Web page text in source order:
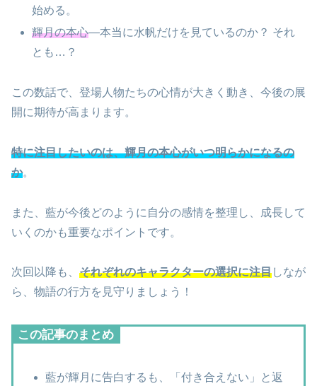
始める。
輝月の本心—本当に水帆だけを見ているのか？ それ
とも…？
この数話で、登場人物たちの心情が大きく動き、今後の展
開に期待が高まります。
特に注目したいのは、輝月の本心がいつ明らかになるの
か。
また、藍が今後どのように自分の感情を整理し、成長して
いくのかも重要なポイントです。
次回以降も、 それぞれのキャラクターの選択に注目しなが
ら、物語の行方を見守りましょう！
この記事のまとめ
藍が輝月に告白するも、「付き合えない」と返